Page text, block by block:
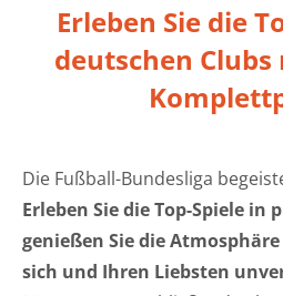
Erleben Sie die
deutschen
Die Fußball-Bundesliga
Erleben Sie die Top-Spiele
genießen Sie die
sich und Ihren Liebsten